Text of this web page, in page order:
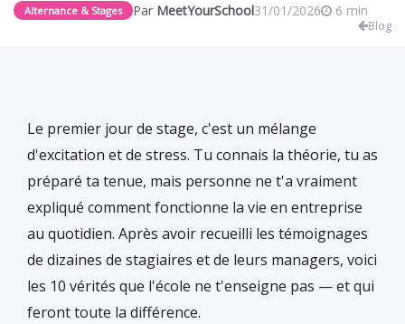
Alternance & Stages Par MeetYourSchool31/01/2026 6 min
Blog
Le premier jour de stage, c'est un mélange
d'excitation et de stress. Tu connais la théorie, tu as
préparé ta tenue, mais personne ne t'a vraiment
expliqué comment fonctionne la vie en entreprise
au quotidien. Après avoir recueilli les témoignages
de dizaines de stagiaires et de leurs managers, voici
les 10 vérités que l'école ne t'enseigne pas — et qui
feront toute la différence.